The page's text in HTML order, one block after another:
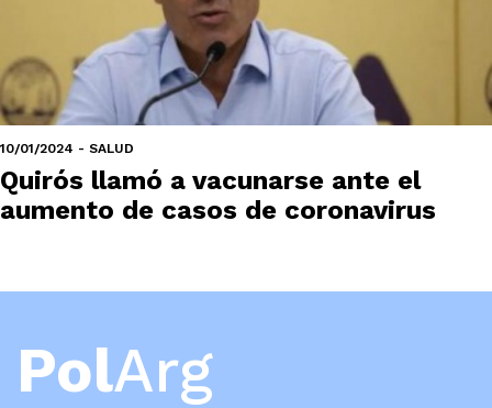
10/01/2024 - SALUD
Quirós llamó a vacunarse ante el
aumento de casos de coronavirus
PolArg